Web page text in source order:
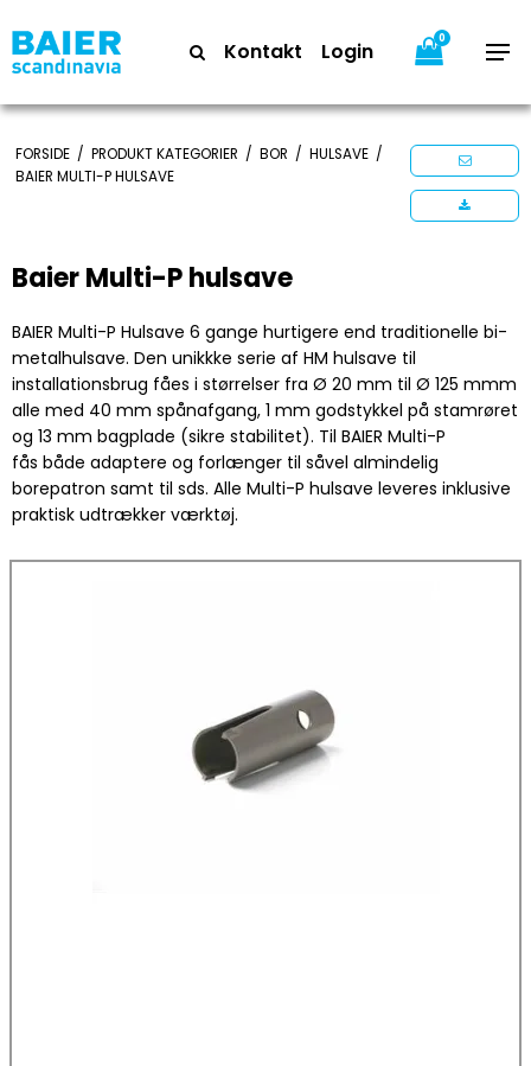
Kontakt Login 0
FORSIDE / PRODUKT KATEGORIER / BOR / HULSAVE /
BAIER MULTI-P HULSAVE
Baier Multi-P hulsave
BAIER Multi-P Hulsave 6 gange hurtigere end traditionelle bi-
metalhulsave. Den unikkke serie af HM hulsave til
installationsbrug fåes i størrelser fra Ø 20 mm til Ø 125 mmm
alle med 40 mm spånafgang, 1 mm godstykkel på stamrøret
og 13 mm bagplade (sikre stabilitet). Til BAIER Multi-P
fås både adaptere og forlænger til såvel almindelig
borepatron samt til sds. Alle Multi-P hulsave leveres inklusive
praktisk udtrækker værktøj.